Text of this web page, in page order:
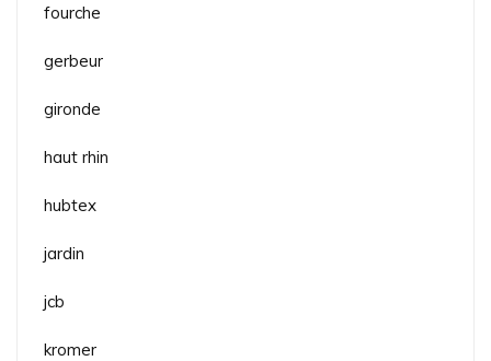
fourche
gerbeur
gironde
haut rhin
hubtex
jardin
jcb
kromer